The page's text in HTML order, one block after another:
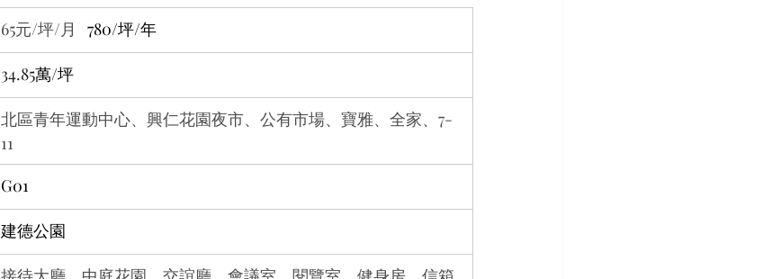
65元/坪/月 780/坪/年
34.85萬/坪
北區青年運動中心、興仁花園夜市、公有市場、寶雅、全家、7-
11
G01
建德公園